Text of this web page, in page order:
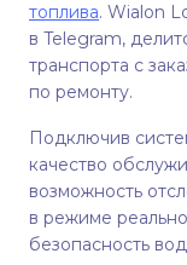
топлива. Wialon
в Telegram,
транспорта с
по ремонту.
Подключив
качество
возможность
в режиме
безопасность